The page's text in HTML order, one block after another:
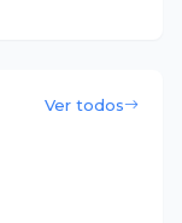
Ver todos